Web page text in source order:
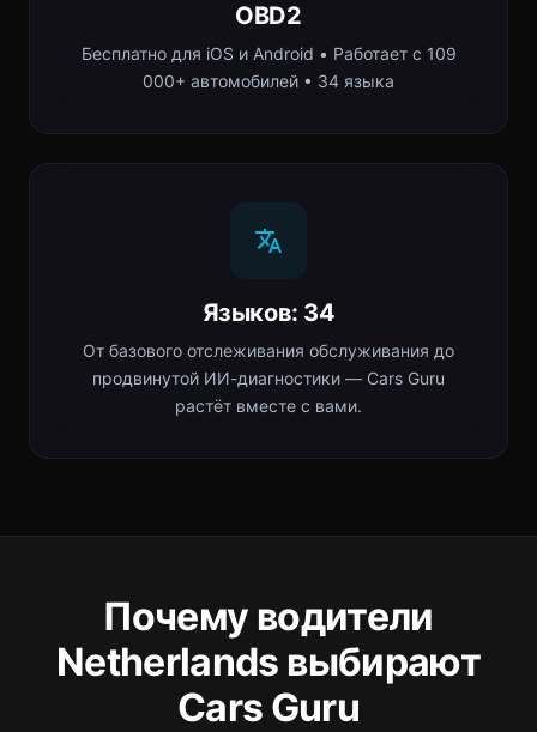
OBD2
Бесплатно для iOS и Android • Работает с 109
000+ автомобилей • 34 языка
Языков: 34
От базового отслеживания обслуживания до
продвинутой ИИ-диагностики — Cars Guru
растёт вместе с вами.
Почему водители
Netherlands выбирают
Cars Guru